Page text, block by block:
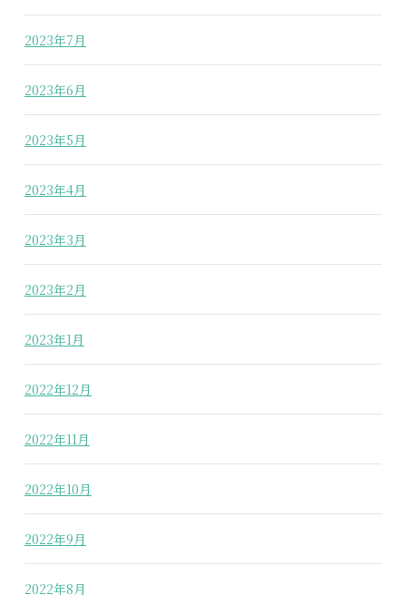
2023年7月
2023年6月
2023年5月
2023年4月
2023年3月
2023年2月
2023年1月
2022年12月
2022年11月
2022年10月
2022年9月
2022年8月